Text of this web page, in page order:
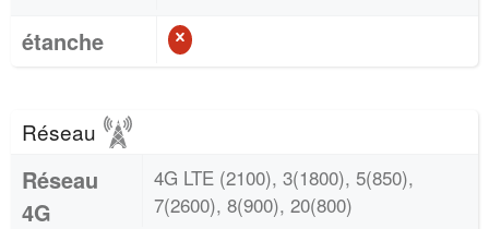
étanche
Réseau
Réseau
4G
4G LTE (2100), 3(1800), 5(850),
7(2600), 8(900), 20(800)